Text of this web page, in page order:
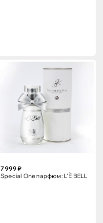
7 999 ₽
Special One парфюм: L'È BELL